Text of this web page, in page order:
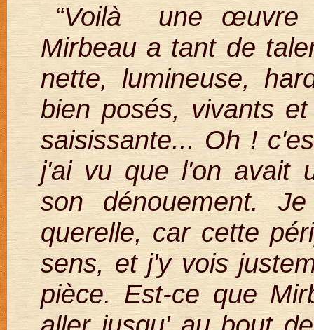
“Voilà une œuvre
Mirbeau a tant de
nette, lumineuse,
bien posés, vivants
saisissante... Oh !
j'ai vu que l'on avait
son dénouement.
querelle, car cette
sens, et j'y vois
pièce. Est-ce que